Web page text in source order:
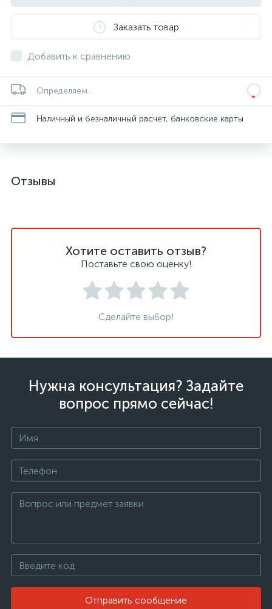
Заказать товар
Добавить к сравнению
Определяем...
Наличный и безналичный расчет, банковские карты
Отзывы
Хотите оставить отзыв?
Поставьте свою оценку!
Сделайте выбор!
Нужна консультация? Задайте
вопрос прямо сейчас!
Отправить сообщение